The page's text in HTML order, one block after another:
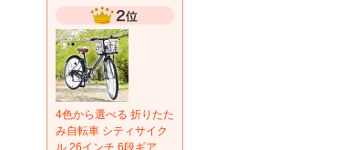
4色から選べる 折りたた
み自転車 シティサイク
ル 26インチ 6段ギア